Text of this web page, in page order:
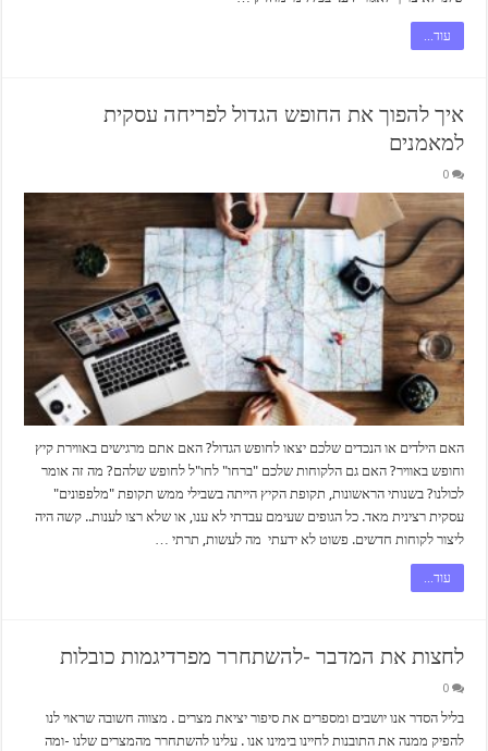
עוד...
איך להפוך את החופש הגדול לפריחה עסקית
למאמנים
0
האם הילדים או הנכדים שלכם יצאו לחופש הגדול? האם אתם מרגישים באווירת קיץ
וחופש באוויר? האם גם הלקוחות שלכם "ברחו" לחו"ל לחופש שלהם? מה זה אומר
לכולנו? בשנותי הראשונות, תקופת הקיץ הייתה בשבילי ממש תקופת "מלפפונים"
עסקית רצינית מאד. כל הגופים שעימם עבדתי לא ענו, או שלא רצו לענות.. קשה היה
ליצור לקוחות חדשים. פשוט לא ידעתי מה לעשות, תרתי …
עוד...
לחצות את המדבר -להשתחרר מפרדיגמות כובלות
0
בליל הסדר אנו יושבים ומספרים את סיפור יציאת מצרים . מצווה חשובה שראוי לנו
להפיק ממנה את התובנות לחיינו בימינו אנו . עלינו להשתחרר מהמצרים שלנו -ומה